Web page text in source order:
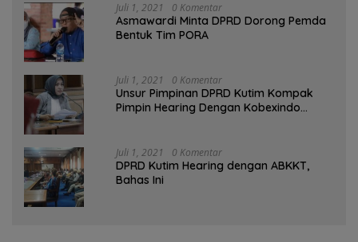
Juli 1, 2021 0 Komentar
Asmawardi Minta DPRD Dorong Pemda
Bentuk Tim PORA
Juli 1, 2021 0 Komentar
Unsur Pimpinan DPRD Kutim Kompak
Pimpin Hearing Dengan Kobexindo
Juli 1, 2021 0 Komentar
DPRD Kutim Hearing dengan ABKKT,
Bahas Ini